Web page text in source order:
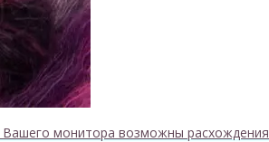
монитора возможны